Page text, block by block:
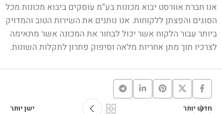
אנו חברת אוורסט יבוא מכונות בע”מ עוסקים ביבוא מכונות מכל
הסוגים והפצתן ללקוחות. אנו נותנים את השירות הטוב והמדויק
ביותר עבור הלקוח אשר יכול לבחור את המכונה אשר מתאימה
לצרכיו תוך מתן אחריות מלאה וסיפוק פתרון לתקלות השונות.
חדש יותר ישן יותר